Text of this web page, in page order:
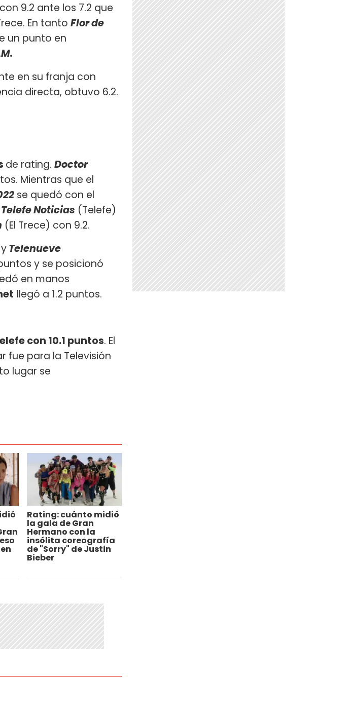
con 9.2 ante los 7.2 que
En tanto Flor de
un punto en
en su franja con
directa, obtuvo 6.2.
de rating. Doctor
Mientras que el
se quedó con el
Telefe Noticias (Telefe)
(El Trece) con 9.2.
yTelenueve
y se posicionó
en manos
llegó a 1.2 puntos.
con 10.1 puntos. El
fue para la Televisión
lugar se
Rating: cuánto midió
la gala de Gran
Hermano con la
insólita coreografía
de "Sorry" de Justin
Bieber